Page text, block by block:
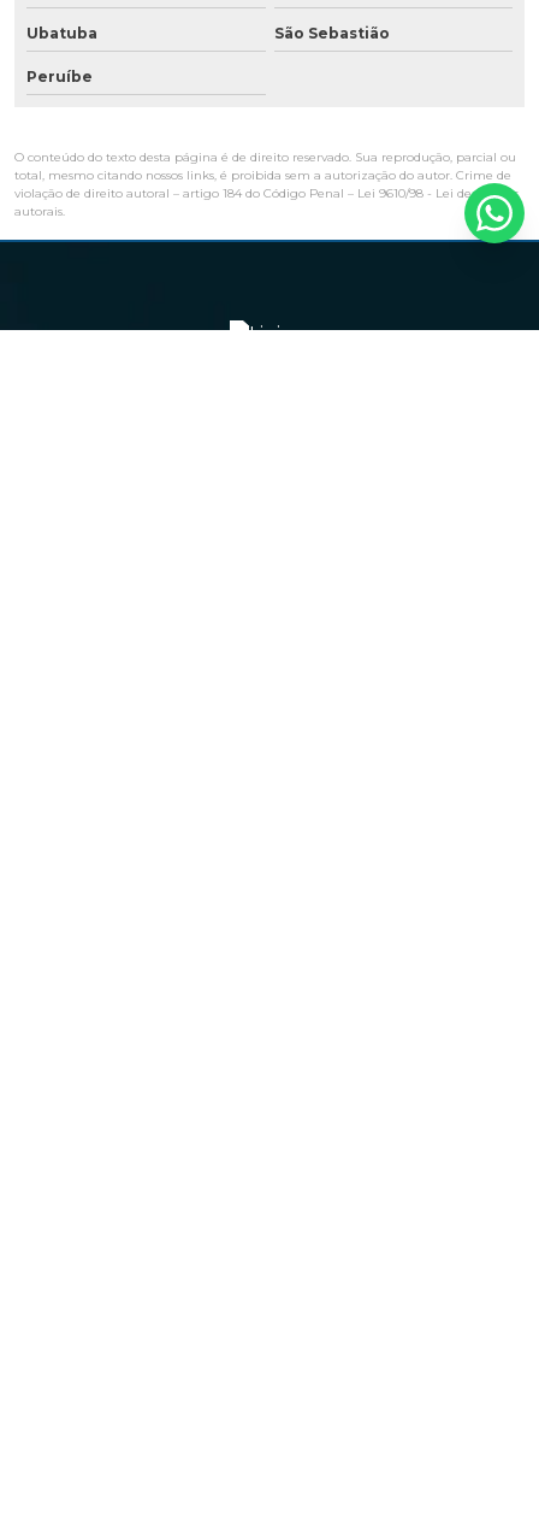
Ubatuba São Sebastião
Peruíbe
O conteúdo do texto desta página é de direito reservado. Sua reprodução, parcial ou
total, mesmo citando nossos links, é proibida sem a autorização do autor. Crime de
violação de direito autoral – artigo 184 do Código Penal – Lei 9610/98 - Lei de direitos
autorais.